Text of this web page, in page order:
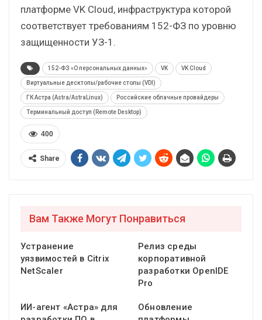
платформе VK Cloud, инфраструктура которой
соответствует требованиям 152-ФЗ по уровню
защищенности УЗ-1.
152-ФЗ «О персональных данных» VK VK Cloud
Виртуальные десктопы/рабочие столы (VDI)
ГК Астра (Astra/AstraLinux) Российские облачные провайдеры
Терминальный доступ (Remote Desktop)
400
Share
Вам Также Могут Понравиться
Устранение
уязвимостей в Citrix
NetScaler
Релиз среды
корпоративной
разработки OpenIDE
Pro
ИИ-агент «Астра» для
Обновление